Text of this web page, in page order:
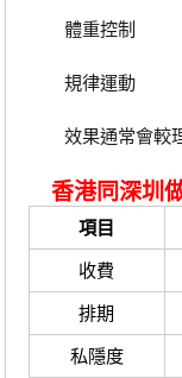
體重控制
規律運動
效果通常會較
香港同深圳
項目
收費
排期
私隱度